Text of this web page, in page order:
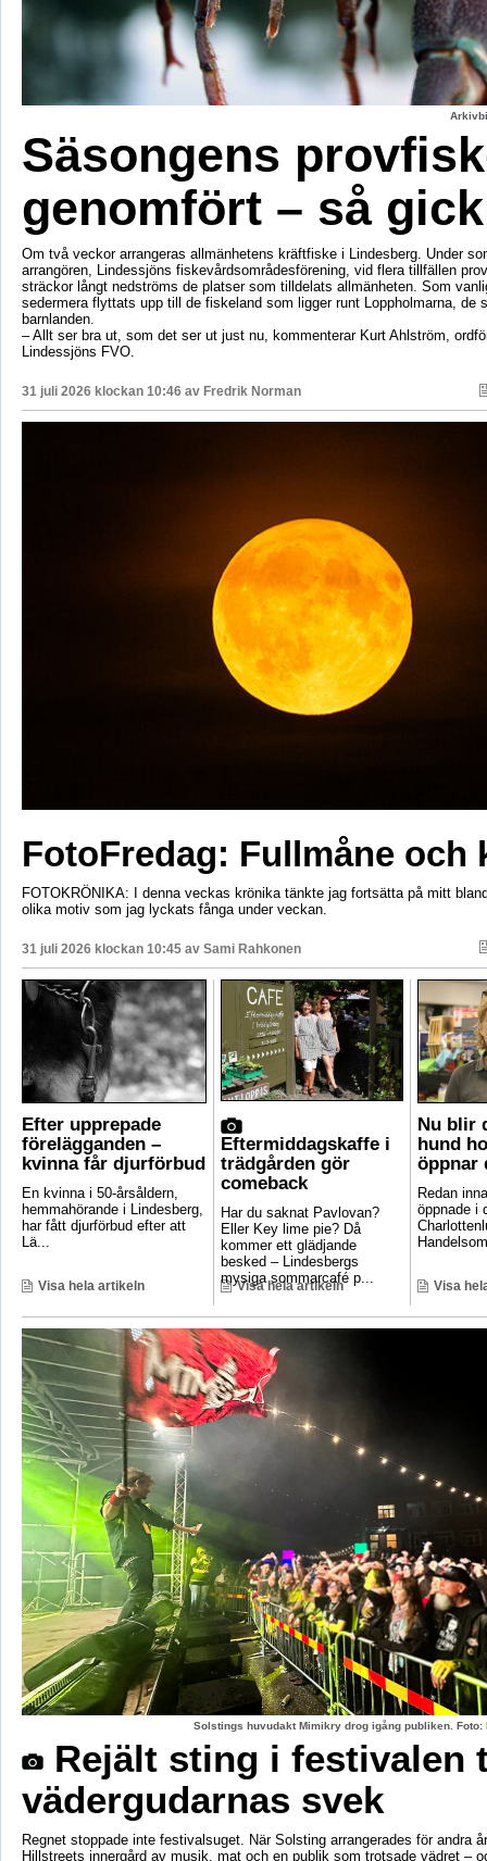
Säsongens
genomfört – så
Om två veckor arrangeras allmänhetens kräftfiske i Lindesberg. Under
arrangören, Lindessjöns fiskevårdsområdesförening, vid flera tillfällen
sträckor långt nedströms de platser som tilldelats allmänheten. Som
sedermera flyttats upp till de fiskeland som ligger runt Loppholmarna, de
barnlanden.
– Allt ser bra ut, som det ser ut just nu, kommenterar Kurt Ahlström,
Lindessjöns FVO.
31 juli 2026 klockan 10:46 av Fredrik Norman
FotoFredag: Fullmåne och
FOTOKRÖNIKA: I denna veckas krönika tänkte jag fortsätta på mitt
olika motiv som jag lyckats fånga under veckan.
31 juli 2026 klockan 10:45 av Sami Rahkonen
Efter upprepade
förelägganden –
kvinna får djurförbud
En kvinna i 50-årsåldern,
hemmahörande i Lindesberg,
har fått djurförbud efter att
Lä...
Visa hela artikeln
Eftermiddagskaffe i
trädgården gör
comeback
Har du saknat Pavlovan?
Eller Key lime pie? Då
kommer ett glädjande
besked – Lindesbergs
mysiga sommarcafé p...
Visa hela artikeln
Nu blir
hund
öppnar
Redan
öppnade i
Visa
Solstings huvudakt Mimikry drog igång publiken.
Rejält sting i festivalen
vädergudarnas svek
Regnet stoppade inte festivalsuget. När Solsting arrangerades för andra
Hillstreets innergård av musik, mat och en publik som trotsade vädret –